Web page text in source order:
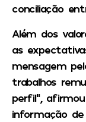
conciliação
Além dos
as
mensagem
trabalhos
perfil”,
informação de